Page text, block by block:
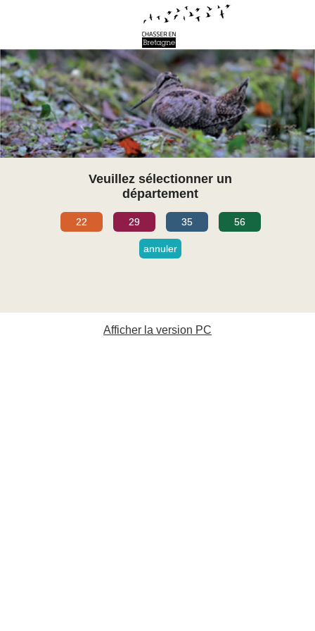
Veuillez sélectionner un
département
22 29 35 56
annuler
Afficher la version PC